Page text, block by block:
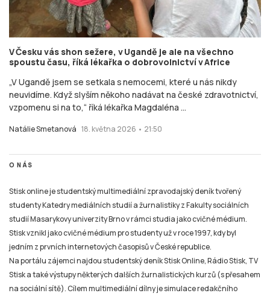
V Česku vás shon sežere, v Ugandě je ale na všechno
spoustu času, říká lékařka o dobrovolnictví v Africe
„V Ugandě jsem se setkala s nemocemi, které u nás nikdy
neuvidíme. Když slyším někoho nadávat na české zdravotnictví,
vzpomenu si na to,“ říká lékařka Magdaléna ...
Natálie Smetanová 18. května 2026 • 21:50
O NÁS
Stisk online je studentský multimediální zpravodajský deník tvořený
studenty Katedry mediálních studií a žurnalistiky z Fakulty sociálních
studií Masarykovy univerzity Brno v rámci studia jako cvičné médium.
Stisk vznikl jako cvičné médium pro studenty už v roce 1997, kdy byl
jedním z prvních internetových časopisů v České republice.
Na portálu zájemci najdou studentský deník Stisk Online, Rádio Stisk, TV
Stisk a také výstupy některých dalších žurnalistických kurzů (s přesahem
na sociální sítě). Cílem multimediální dílny je simulace redakčního